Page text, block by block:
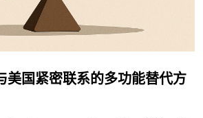
国紧密联系的多功能替代方